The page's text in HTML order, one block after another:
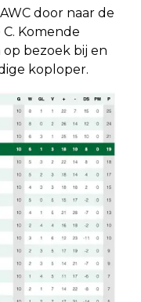
door naar de
Komende
bezoek bij en
koploper.